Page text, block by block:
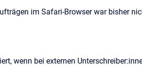
im Safari-Browser war bisher
wenn bei externen